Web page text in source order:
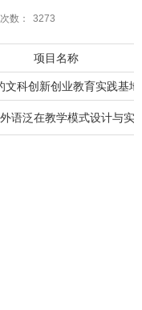
数： 3273
项目名称
文科创新创业教育实践基
语泛在教学模式设计与实